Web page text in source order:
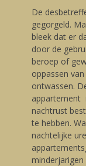
De
gegorgeld.
bleek dat er
door de
beroep of
oppassen
ontwassen.
appartement
nachtrust
te hebben.
nachtelijke
minderjarigen